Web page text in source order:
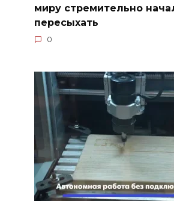
миру стремительно
пересыхать
0